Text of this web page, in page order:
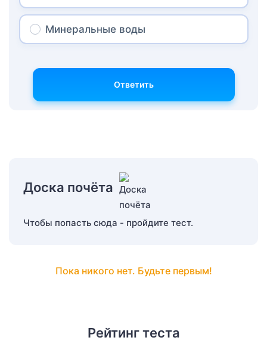
Минеральные воды
Ответить
Доска почёта
Чтобы попасть сюда - пройдите тест.
Пока никого нет. Будьте первым!
Рейтинг теста